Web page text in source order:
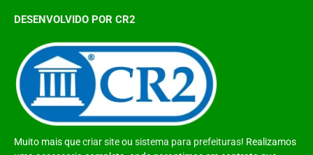
DESENVOLVIDO POR CR2
Muito mais quecriar siteou sistema para prefeituras! Realizamos